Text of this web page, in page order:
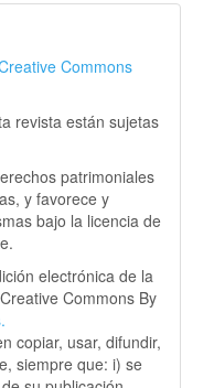
Commons
revista están sujetas
patrimoniales
y favorece y
bajo la licencia de
electrónica de la
Commons By
copiar, usar, difundir,
siempre que: i) se